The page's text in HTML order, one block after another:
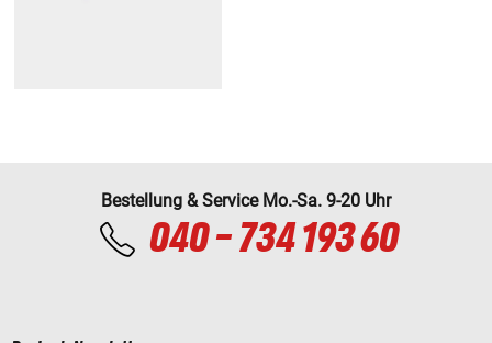
Bestellung & Service Mo.-Sa. 9-20 Uhr
040 - 734 193 60